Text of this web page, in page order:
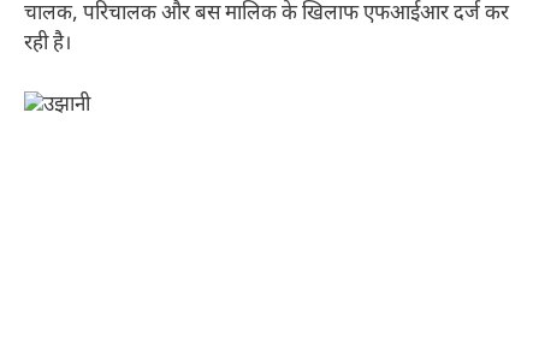
चालक, परिचालक और बस मालिक के खिलाफ एफआईआर दर्ज कर
रही है।